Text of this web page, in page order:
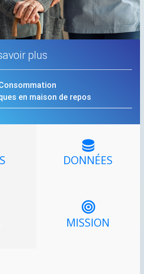
plus
en maison de repos
DONNÉES
MISSION